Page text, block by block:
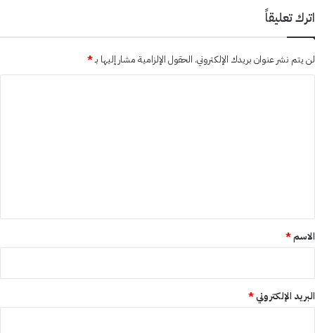
اترك تعليقاً
لن يتم نشر عنوان بريدك الإلكتروني. الحقول الإلزامية مشار إليها بـ*
*
الاسم*
البريد الإلكتروني*